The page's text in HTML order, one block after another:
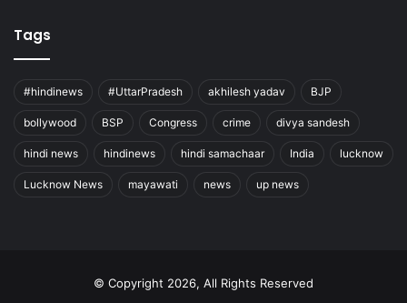
Tags
#hindinews #UttarPradesh akhilesh yadav BJP
bollywood BSP Congress crime divya sandesh
hindi news hindinews hindi samachaar India lucknow
Lucknow News mayawati news up news
© Copyright 2026, All Rights Reserved